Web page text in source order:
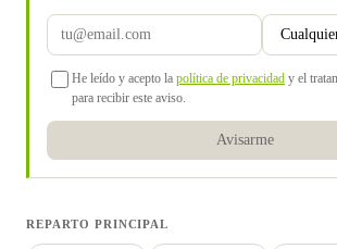
He leído y acepto la política de privacidad y el
para recibir este aviso.
Avisarme
REPARTO PRINCIPAL